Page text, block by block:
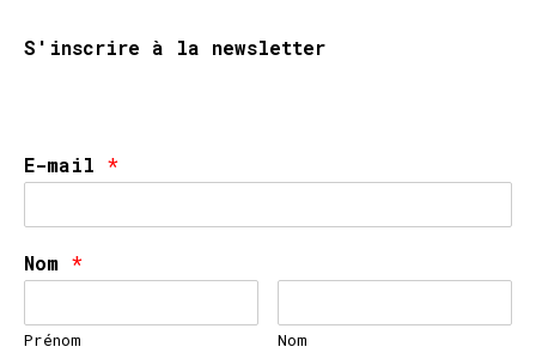
S'inscrire à la newsletter
E-mail *
Nom *
Prénom Nom